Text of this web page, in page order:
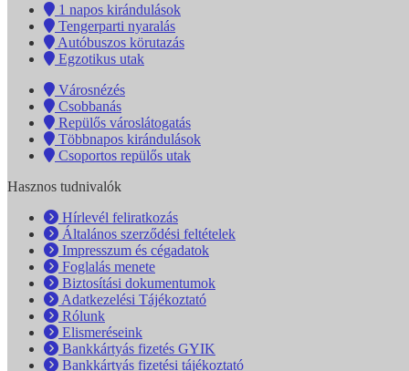
1 napos kirándulások
Tengerparti nyaralás
Autóbuszos körutazás
Egzotikus utak
Városnézés
Csobbanás
Repülős városlátogatás
Többnapos kirándulások
Csoportos repülős utak
Hasznos tudnivalók
Hírlevél feliratkozás
Általános szerződési feltételek
Impresszum és cégadatok
Foglalás menete
Biztosítási dokumentumok
Adatkezelési Tájékoztató
Rólunk
Elismeréseink
Bankkártyás fizetés GYIK
Bankkártyás fizetési tájékoztató